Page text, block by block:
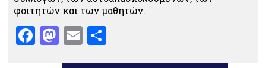
φοιτητών και των μαθητών.
Facebook
Mastodon
Email